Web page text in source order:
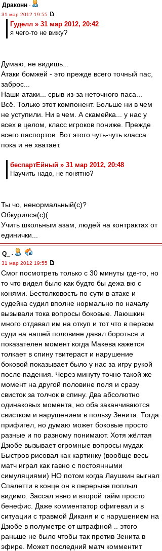
Драконн -
31 мар 2012 19:55
Гуделл » 31 мар 2012, 20:42
я чего-то не вижу?
Думаю, не видишь...
Атаки бомжей - это прежде всего точный пас,
заброс...
Наши атаки... срыв из-за неточного паса...
Всё. Только этот компонент. Больше ни в чем
не уступили. Ни в чем. А скамейка... у нас у
всех в целом, класс игроков пониже. Прежде
всего паспортов. Вот этого чуть-чуть класса
пока и не хватает.
беспартЕйный » 31 мар 2012, 20:48
Научить надо, не понятно?
Ты чо, ненормальный(с)?
Обкурился(с)(
Учить школьным азам, людей на контрактах от
единички...
Q_
-
31 мар 2012 19:55
Смог посмотреть только с 30 минуты где-то, но
то что видел было как будто бы дежа вю с
конями. Бестолковость по сути в атаке и
судейка судил вполне нормально по началу
вызывали тока вопросы боковые. Лаюшкин
много отдавал им на откуп и тот что в первом
суди на нашей половине давал бороться и
показателен момент когда Макева кажется
толкает в спину твитераст и нарушение
боковой показывает было у нас за игру рукой
после падения. Через минуту точно такой же
момент на другой половине поля и сразу
свисток за толчок в спину. Два абсолютно
одинаковых момента, но оба заканчиваются
свистком и нарушением в пользу Зенита. Тогда
прифигел, но думаю может боковые просто
разные и по разному понимают. Хотя жёлтая
Дзюбе вызывает огромные вопросы мудак
Быстров рисовал как картинку (вообще весь
матч играл как гавно с постоянными
симуляциями) НО потом когда Лаушкин выгнал
Спалетти в конце он в перерыве поплыл
видимо. Зассал явно и второй тайм просто
бенефис. Даже комментатор офигевал и в
ситуации с травмой Диканя и с нарушением на
Дзюбе в полуметре от штрафной .. этого
раньше не было чтобы так против Зенита в
эфире. Может последний матч комментит